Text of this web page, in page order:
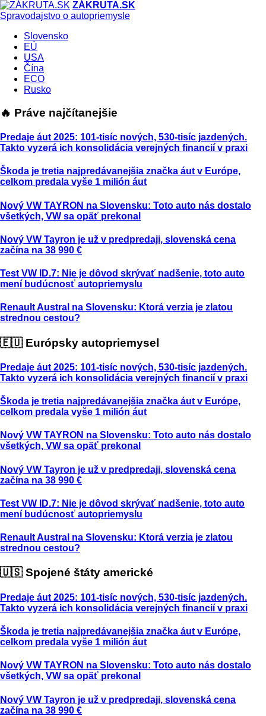
ZÁKRUTA.SK
Spravodajstvo o autopriemysle
Slovensko
EÚ
USA
Čína
ECO
Rusko
🔥 Práve najčítanejšie
Predaje áut 2025: 101-tisíc nových, 530-tisíc jazdených.
Takto vyzerá ich konsolidácia verejných financií v praxi
Škoda je tretia najpredávanejšia značka áut v Európe,
celkom predala vyše 1 milión áut
Nový VW TAYRON na Slovensku: Toto auto nás dostalo
všetkých, VW sa opäť prekonal
Nový VW Tayron je už v predpredaji, slovenská cena
začína na 38 990 €
Test VW ID.7: Nie je dôvod skrývať nadšenie, toto auto
mení budúcnosť autopriemyslu
Renault Austral na Slovensku: Ktorá verzia je zlatou
strednou cestou?
🇪🇺 Európsky autopriemysel
Predaje áut 2025: 101-tisíc nových, 530-tisíc jazdených.
Takto vyzerá ich konsolidácia verejných financií v praxi
Škoda je tretia najpredávanejšia značka áut v Európe,
celkom predala vyše 1 milión áut
Nový VW TAYRON na Slovensku: Toto auto nás dostalo
všetkých, VW sa opäť prekonal
Nový VW Tayron je už v predpredaji, slovenská cena
začína na 38 990 €
Test VW ID.7: Nie je dôvod skrývať nadšenie, toto auto
mení budúcnosť autopriemyslu
Renault Austral na Slovensku: Ktorá verzia je zlatou
strednou cestou?
🇺🇸 Spojené štáty americké
Predaje áut 2025: 101-tisíc nových, 530-tisíc jazdených.
Takto vyzerá ich konsolidácia verejných financií v praxi
Škoda je tretia najpredávanejšia značka áut v Európe,
celkom predala vyše 1 milión áut
Nový VW TAYRON na Slovensku: Toto auto nás dostalo
všetkých, VW sa opäť prekonal
Nový VW Tayron je už v predpredaji, slovenská cena
začína na 38 990 €